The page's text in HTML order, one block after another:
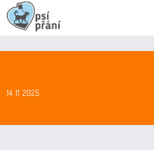
14. 11. 2025